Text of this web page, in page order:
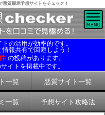
悪質競馬予想サイトをチェック！
の活用が効率的です。
報共有で回避しよう！
の投稿があります。
イトを掲載中です。
一覧 悪質サイト一覧
一覧 予想サイト攻略法